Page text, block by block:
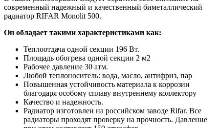
современный надежный и качественный биметаллический
радиатор RIFAR Monolit 500.
Он обладает такими характеристиками как:
Теплоотдача одной секции 196 Вт.
Площадь обогрева одной секции 2 м2
Рабочее давление 30 атм.
Любой теплоноситель: вода, масло, антифриз, пар
Повышенная устойчивость материала к коррозии
благодаря особому сплаву внутреннему коллектору
Качество и надежность.
Радиатор изготовлен на российском заводе Rifar. Все
радиаторы проходят проверку на прочность. Давление